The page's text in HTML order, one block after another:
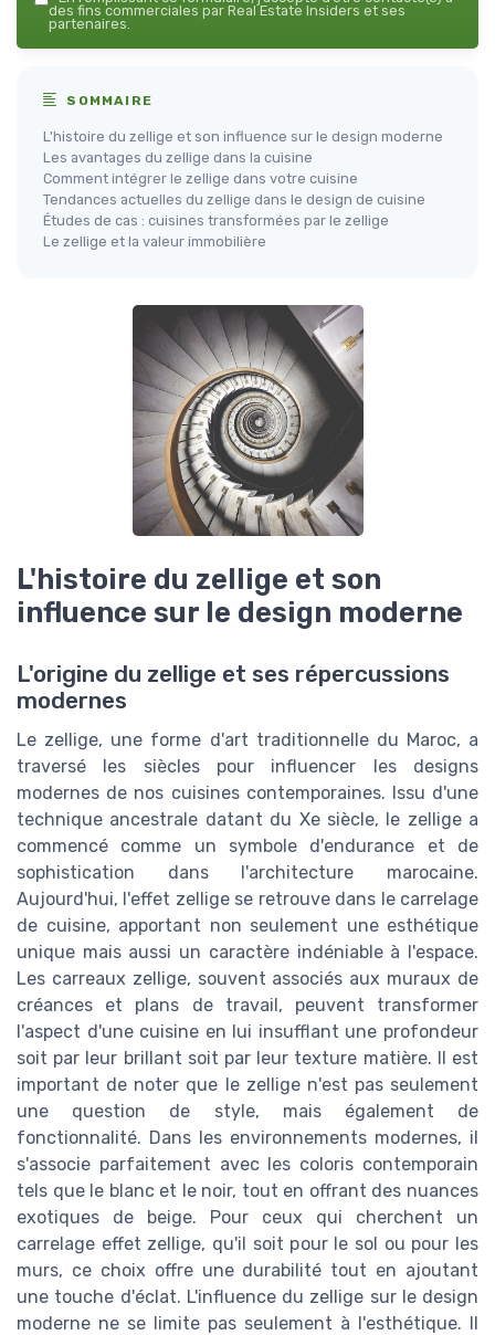
des fins commerciales par Real Estate Insiders et ses
partenaires.
SOMMAIRE
L'histoire du zellige et son influence sur le design moderne
Les avantages du zellige dans la cuisine
Comment intégrer le zellige dans votre cuisine
Tendances actuelles du zellige dans le design de cuisine
Études de cas : cuisines transformées par le zellige
Le zellige et la valeur immobilière
L'histoire du zellige et son
influence sur le design moderne
L'origine du zellige et ses répercussions
modernes
Le zellige, une forme d'art traditionnelle du Maroc, a
traversé les siècles pour influencer les designs
modernes de nos cuisines contemporaines. Issu d'une
technique ancestrale datant du Xe siècle, le zellige a
commencé comme un symbole d'endurance et de
sophistication dans l'architecture marocaine.
Aujourd'hui, l'effet zellige se retrouve dans le carrelage
de cuisine, apportant non seulement une esthétique
unique mais aussi un caractère indéniable à l'espace.
Les carreaux zellige, souvent associés aux muraux de
créances et plans de travail, peuvent transformer
l'aspect d'une cuisine en lui insufflant une profondeur
soit par leur brillant soit par leur texture matière. Il est
important de noter que le zellige n'est pas seulement
une question de style, mais également de
fonctionnalité. Dans les environnements modernes, il
s'associe parfaitement avec les coloris contemporain
tels que le blanc et le noir, tout en offrant des nuances
exotiques de beige. Pour ceux qui cherchent un
carrelage effet zellige, qu'il soit pour le sol ou pour les
murs, ce choix offre une durabilité tout en ajoutant
une touche d'éclat. L'influence du zellige sur le design
moderne ne se limite pas seulement à l'esthétique. Il